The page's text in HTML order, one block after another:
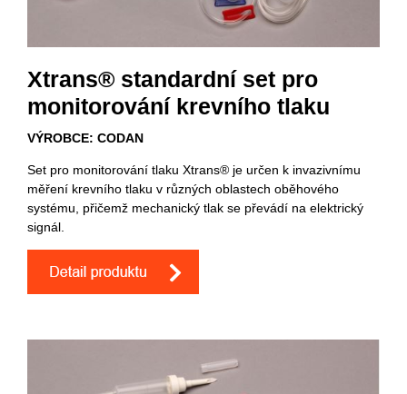
Xtrans® standardní set pro
monitorování krevního tlaku
VÝROBCE: CODAN
Set pro monitorování tlaku Xtrans® je určen k invazivnímu
měření krevního tlaku v různých oblastech oběhového
systému, přičemž mechanický tlak se převádí na elektrický
signál.